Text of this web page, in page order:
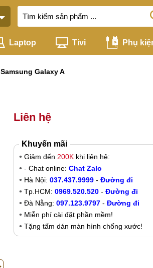
Laptop Tivi Phụ
Samsung Galaxy A
Liên hệ
Khuyến mãi
Giảm đến 200K khi liên hệ:
- Chat online: Chat Zalo
Hà Nội: 037.437.9999 - Đường đi
Tp.HCM: 0969.520.520 - Đường đi
Đà Nẵng: 097.123.9797 - Đường đi
Miễn phí cài đặt phần mềm!
Tặng tấm dán màn hình chống xước!